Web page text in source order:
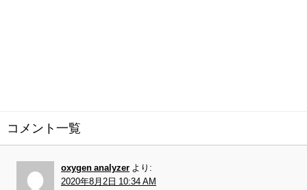
コメント一覧
oxygen analyzer より:
2020年8月2日 10:34 AM